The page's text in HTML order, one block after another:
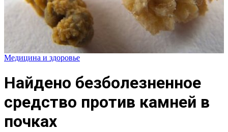
Медицина и здоровье
Найдено безболезненное
средство против камней в
почках